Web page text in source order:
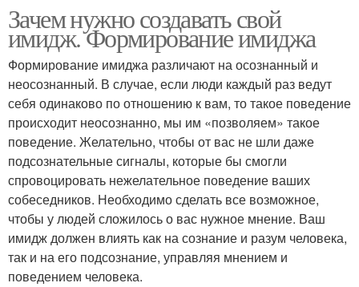
Зачем нужно создавать свой
имидж. Формирование имиджа
Формирование имиджа различают на осознанный и
неосознанный. В случае, если люди каждый раз ведут
себя одинаково по отношению к вам, то такое поведение
происходит неосознанно, мы им «позволяем» такое
поведение. Желательно, чтобы от вас не шли даже
подсознательные сигналы, которые бы смогли
спровоцировать нежелательное поведение ваших
собеседников. Необходимо сделать все возможное,
чтобы у людей сложилось о вас нужное мнение. Ваш
имидж должен влиять как на сознание и разум человека,
так и на его подсознание, управляя мнением и
поведением человека.